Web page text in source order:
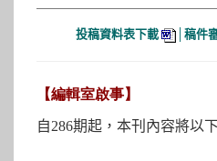
投稿資料表下載 稿件
【編輯室啟事】
自286期起，本刊內容將以